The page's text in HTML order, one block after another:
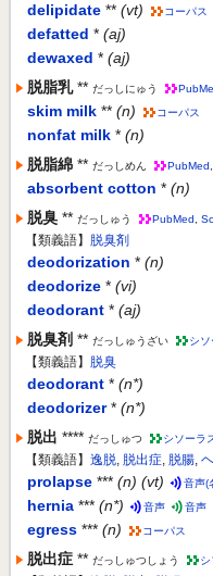
delipidate ** (vt) コーパス
defatted * (aj)
dewaxed * (aj)
脱脂乳 ** だっしにゅう
skim milk ** (n) コーパス
nonfat milk * (n)
脱脂綿 ** だっしめん PubMed ,
absorbent cotton * (n)
脱臭 ** だっしゅう PubMed ,
【類義語】 脱臭剤
deodorization * (n)
deodorize * (vi)
deodorant * (aj)
脱臭剤 ** だっしゅうざい シソ
【類義語】 脱臭
deodorant * (n*)
deodorizer * (n*)
脱出 **** だっしゅつ シソーラ
【類義語】 逸脱, 脱出症, 脱腸,
prolapse *** (n) (vt) 音声(
hernia *** (n*) 音声 音声
egress *** (n) コーパス
脱出症 ** だっしゅつしょう